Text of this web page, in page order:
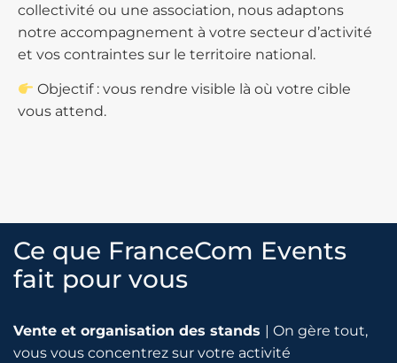
collectivité ou une association, nous adaptons
notre accompagnement à votre secteur d’activité
et vos contraintes sur le territoire national.
Objectif : vous rendre visible là où votre cible
vous attend.
Ce que FranceCom Events
fait pour vous
Vente et organisation des stands | On gère tout,
vous vous concentrez sur votre activité